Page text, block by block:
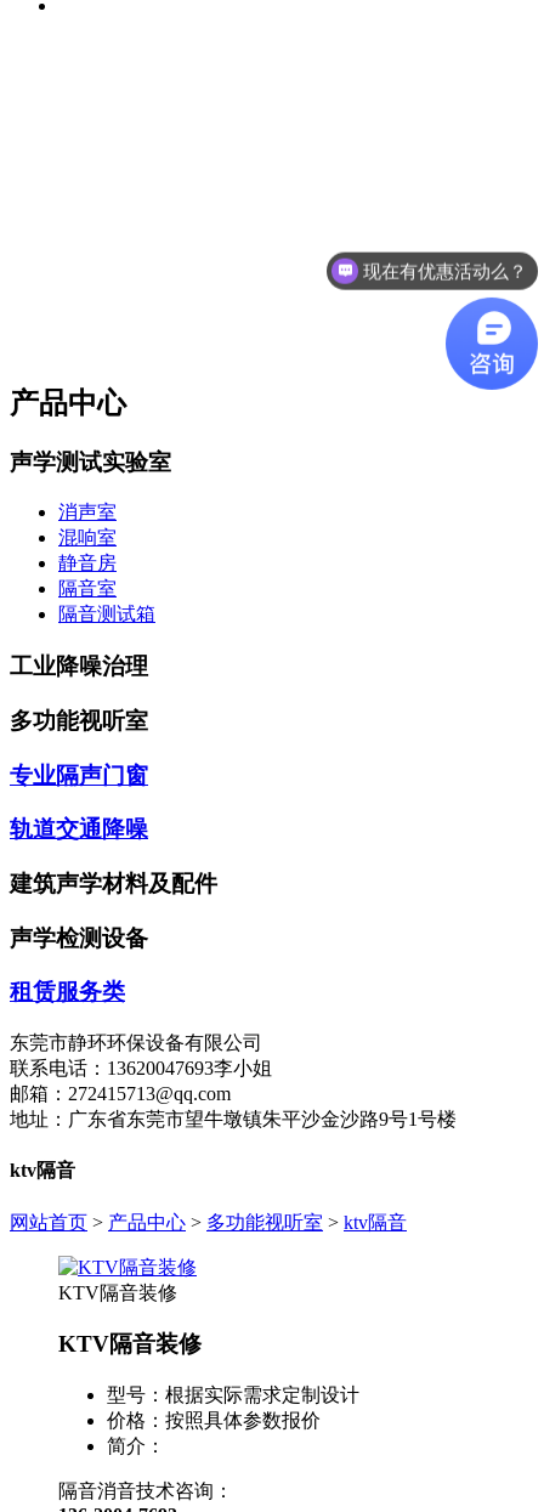
产品中心
声学测试实验室
消声室
混响室
静音房
隔音室
隔音测试箱
工业降噪治理
多功能视听室
专业隔声门窗
轨道交通降噪
建筑声学材料及配件
声学检测设备
租赁服务类
东莞市静环环保设备有限公司
联系电话：13620047693李小姐
邮箱：272415713@qq.com
地址：广东省东莞市望牛墩镇朱平沙金沙路9号1号楼
ktv隔音
网站首页 > 产品中心 > 多功能视听室 > ktv隔音
KTV隔音装修
KTV隔音装修
型号： 根据实际需求定制设计
价格： 按照具体参数报价
简介：
隔音消音技术咨询：
现在有优惠活动么？